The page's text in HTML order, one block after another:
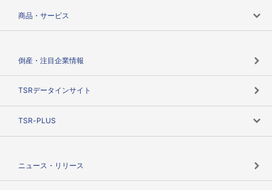
商品・サービス
倒産・注目企業情報
TSRデータインサイト
TSR-PLUS
ニュース・リリース